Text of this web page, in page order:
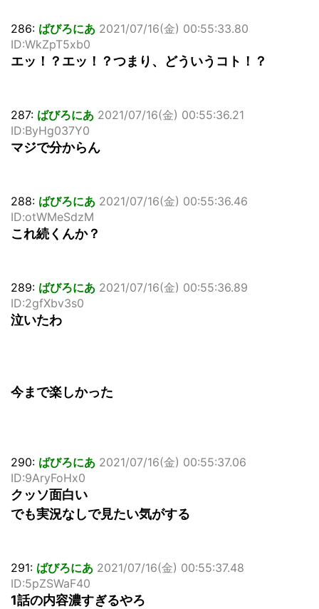
286: ばびろにあ 2021/07/16(金) 00:55:33.80
ID:WkZpT5xb0
エッ！？エッ！？つまり、どういうコト！？
287: ばびろにあ 2021/07/16(金) 00:55:36.21
ID:ByHg037Y0
マジで分からん
288: ばびろにあ 2021/07/16(金) 00:55:36.46
ID:otWMeSdzM
これ続くんか？
289: ばびろにあ 2021/07/16(金) 00:55:36.89
ID:2gfXbv3s0
泣いたわ
今まで楽しかった
290: ばびろにあ 2021/07/16(金) 00:55:37.06
ID:9AryFoHx0
クッソ面白い
でも実況なしで見たい気がする
291: ばびろにあ 2021/07/16(金) 00:55:37.48
ID:5pZSWaF40
1話の内容濃すぎるやろ